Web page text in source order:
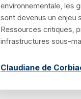
environnementale, les
sont devenus un enjeu
Ressources critiques,
infrastructures sous-
Claudiane de